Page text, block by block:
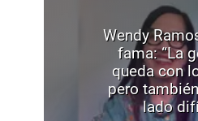
Wendy
fama: “La
queda con
pero
lado